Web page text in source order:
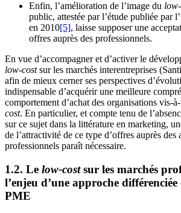
Enfin, l’amélioration de l’image du
public, attestée par l’étude publiée par
en 2010[5], laisse supposer une
offres auprès des professionnels.
En vue d’accompagner et d’activer le
low-costsur les marchés interentreprises
afin de mieux cerner ses perspectives
indispensable d’acquérir une meilleure
comportement d’achat des organisations vis-
cost. En particulier, et compte tenu de
sur ce sujet dans la littérature en marketing,
de l’attractivité de ce type d’offres auprès des
professionnels paraît nécessaire.
1.2. Le low-costsur les marchés
l’enjeu d’une approche
PME